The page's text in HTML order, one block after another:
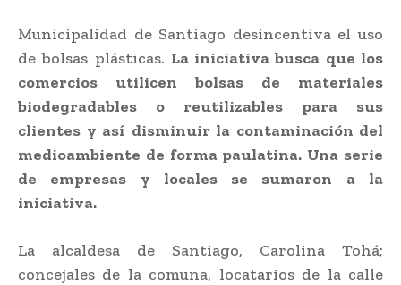
Municipalidad de Santiago desincentiva el uso
de bolsas plásticas. La iniciativa busca que los
comercios utilicen bolsas de materiales
biodegradables o reutilizables para sus
clientes y así disminuir la contaminación del
medioambiente de forma paulatina. Una serie
de empresas y locales se sumaron a la
iniciativa.
La alcaldesa de Santiago, Carolina Tohá;
concejales de la comuna, locatarios de la calle